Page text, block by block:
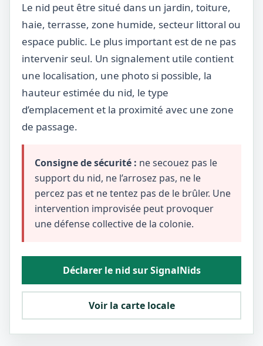
Le nid peut être situé dans un jardin, toiture,
haie, terrasse, zone humide, secteur littoral ou
espace public. Le plus important est de ne pas
intervenir seul. Un signalement utile contient
une localisation, une photo si possible, la
hauteur estimée du nid, le type
d’emplacement et la proximité avec une zone
de passage.
Consigne de sécurité : ne secouez pas le
support du nid, ne l’arrosez pas, ne le
percez pas et ne tentez pas de le brûler. Une
intervention improvisée peut provoquer
une défense collective de la colonie.
Déclarer le nid sur SignalNids
Voir la carte locale